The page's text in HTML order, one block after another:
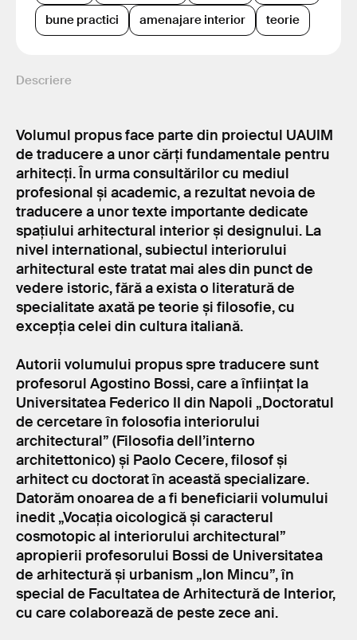
bune practici amenajare interior teorie
Descriere
Volumul propus face parte din proiectul UAUIM
de traducere a unor cărți fundamentale pentru
arhitecți. În urma consultărilor cu mediul
profesional și academic, a rezultat nevoia de
traducere a unor texte importante dedicate
spațiului arhitectural interior și designului. La
nivel international, subiectul interiorului
arhitectural este tratat mai ales din punct de
vedere istoric, fără a exista o literatură de
specialitate axată pe teorie și filosofie, cu
excepția celei din cultura italiană.
Autorii volumului propus spre traducere sunt
profesorul Agostino Bossi, care a înființat la
Universitatea Federico II din Napoli „Doctoratul
de cercetare în folosofia interiorului
architectural” (Filosofia dell’interno
architettonico) și Paolo Cecere, filosof și
arhitect cu doctorat în această specializare.
Datorăm onoarea de a fi beneficiarii volumului
inedit „Vocația oicologică și caracterul
cosmotopic al interiorului architectural”
apropierii profesorului Bossi de Universitatea
de arhitectură și urbanism „Ion Mincu”, în
special de Facultatea de Arhitectură de Interior,
cu care colaborează de peste zece ani.